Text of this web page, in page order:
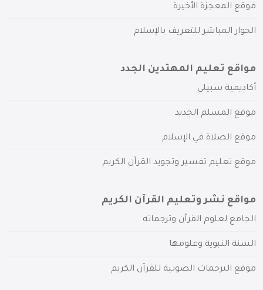
موقع المعجزة الأخيرة
الحوار المباشر للتعريف بالإسلام
مواقع تعليم المهتدين الجدد
أكاديمية سبيلي
موقع المسلم الجديد
موقع الصلاة في الإسلام
موقع تعليم تفسير وتجويد القرآن الكريم
مواقع نشر وتعليم القرآن الكريم
الجامع لعلوم القرآن وترجماته
السنة النبوية وعلومها
موقع الترجمات الصوتية للقرآن الكريم